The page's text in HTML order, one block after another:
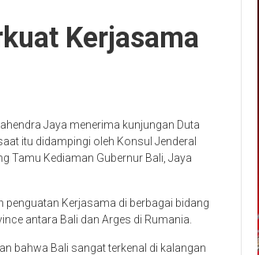
Kerjasama
Jaya menerima kunjungan Duta
itu didampingi oleh Konsul Jenderal
Tamu Kediaman Gubernur Bali, Jaya
Kerjasama di berbagai bidang
antara Bali dan Arges di Rumania.
bahwa Bali sangat terkenal di kalangan